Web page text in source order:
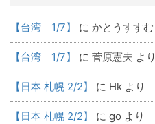
【台湾 1/7】 に かとうすすむ
【台湾 1/7】 に 菅原憲夫 より
【日本 札幌 2/2】 に Hk より
【日本 札幌 2/2】 に go より